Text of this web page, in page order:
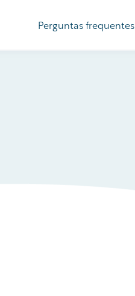
Perguntas frequentes